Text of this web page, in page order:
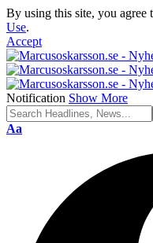
By using this site, you agree
Use.
Accept
Notification Show More
Font
Aa